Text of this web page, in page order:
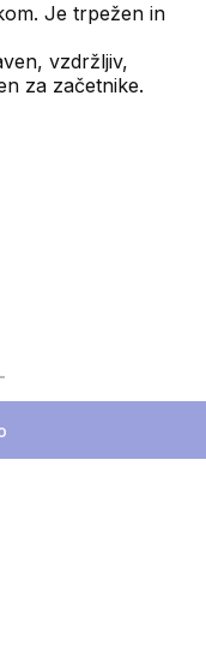
Je trpežen in
vzdržljiv,
za začetnike.